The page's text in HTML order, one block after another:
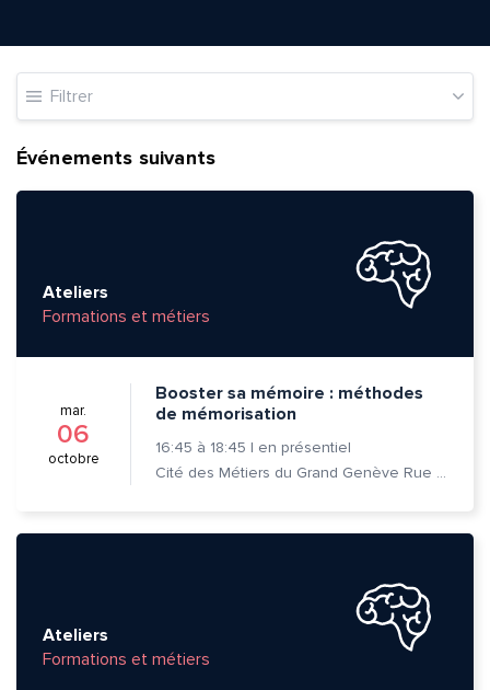
Filtrer
Événements suivants
Ateliers
Formations et métiers
mar.
06
octobre
Booster sa mémoire : méthodes
de mémorisation
16:45 à 18:45 | en présentiel
Cité des Métiers du Grand Genève Rue Prévost-Martin 6 1205 Genève
Ateliers
Formations et métiers